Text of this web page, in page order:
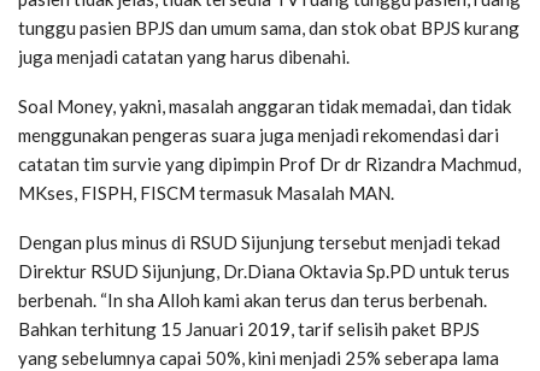
tunggu pasien BPJS dan umum sama, dan stok obat BPJS kurang
juga menjadi catatan yang harus dibenahi.
Soal Money, yakni, masalah anggaran tidak memadai, dan tidak
menggunakan pengeras suara juga menjadi rekomendasi dari
catatan tim survie yang dipimpin Prof Dr dr Rizandra Machmud,
MKses, FISPH, FISCM termasuk Masalah MAN.
Dengan plus minus di RSUD Sijunjung tersebut menjadi tekad
Direktur RSUD Sijunjung, Dr.Diana Oktavia Sp.PD untuk terus
berbenah. “In sha Alloh kami akan terus dan terus berbenah.
Bahkan terhitung 15 Januari 2019, tarif selisih paket BPJS
yang sebelumnya capai 50%, kini menjadi 25% seberapa lama